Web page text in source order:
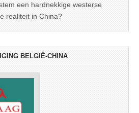
een hardnekkige westerse
realiteit in China?
BELGIË-CHINA